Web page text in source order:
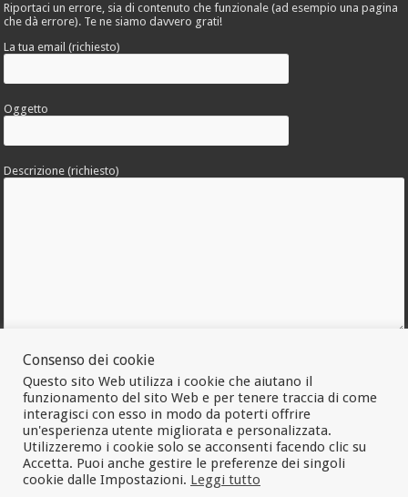
Riportaci un errore, sia di contenuto che funzionale (ad esempio una pagina
che dà errore). Te ne siamo davvero grati!
La tua email (richiesto)
Oggetto
Descrizione (richiesto)
Allega una foto dell'errore
Consenso dei cookie
Questo sito Web utilizza i cookie che aiutano il
funzionamento del sito Web e per tenere traccia di come
interagisci con esso in modo da poterti offrire
un'esperienza utente migliorata e personalizzata.
Utilizzeremo i cookie solo se acconsenti facendo clic su
Accetta. Puoi anche gestire le preferenze dei singoli
cookie dalle Impostazioni. Leggi tutto